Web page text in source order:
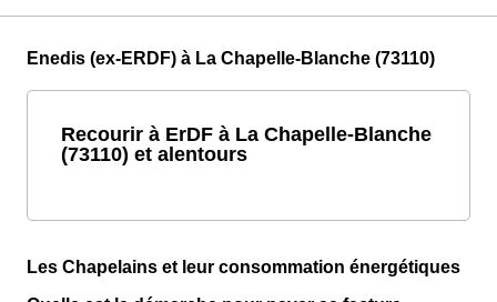
Enedis (ex-ERDF) à La Chapelle-Blanche (73110)
Recourir à ErDF à La Chapelle-Blanche
(73110) et alentours
Les Chapelains et leur consommation énergétiques